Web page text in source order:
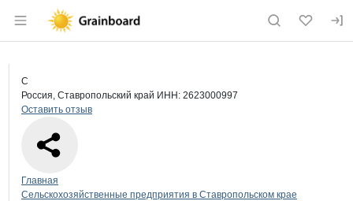
Раздел навигации по сайту
Страница компании
Страница компании
Краткая информация о компании
С
Россия, Ставропольский край ИНН: 2623000997
Оставить отзыв
Навигация по сайту
Главная
Сельскохозяйственные предприятия в Ставропольском крае